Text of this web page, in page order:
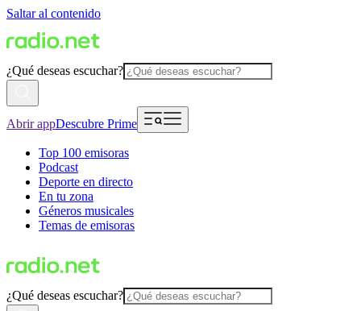
Saltar al contenido
¿Qué deseas escuchar?
Abrir appDescubre Prime
Top 100 emisoras
Podcast
Deporte en directo
En tu zona
Géneros musicales
Temas de emisoras
¿Qué deseas escuchar?